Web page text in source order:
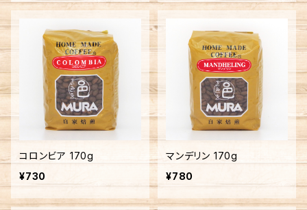
コロンビア 170g
¥730
マンデリン 170g
¥780